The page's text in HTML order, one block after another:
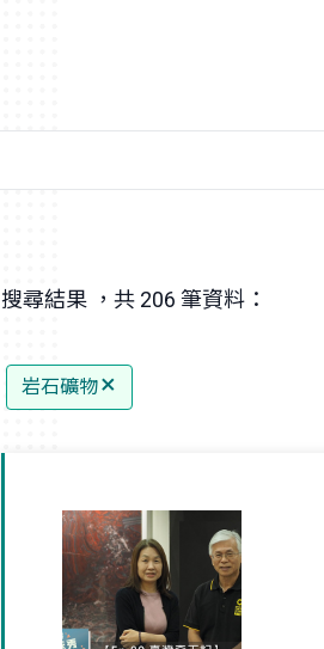
搜尋結果 ，共 206 筆資料：
岩石礦物